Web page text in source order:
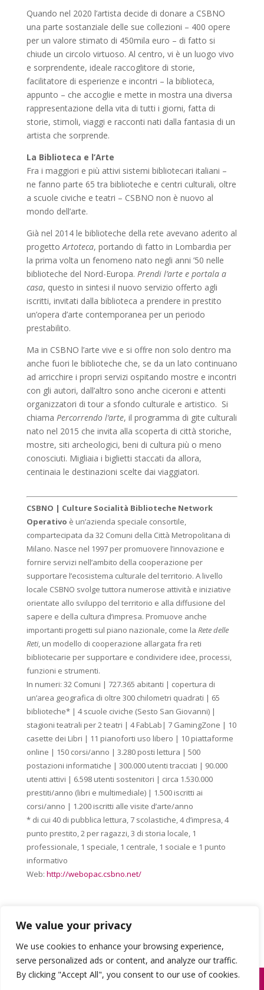
We value your privacy
We use cookies to enhance your browsing experience,
serve personalized ads or content, and analyze our traffic.
By clicking "Accept All", you consent to our use of cookies.
Quando nel 2020 l’artista decide di donare a CSBNO
una parte sostanziale delle sue collezioni – 400 opere
per un valore stimato di 450mila euro – di fatto si
chiude un circolo virtuoso. Al centro, vi è un luogo vivo
e sorprendente, ideale raccoglitore di storie,
facilitatore di esperienze e incontri – la biblioteca,
appunto – che accoglie e mette in mostra una diversa
rappresentazione della vita di tutti i giorni, fatta di
storie, stimoli, viaggi e racconti nati dalla fantasia di un
artista che sorprende.
La Biblioteca e l’Arte
Fra i maggiori e più attivi sistemi bibliotecari italiani –
ne fanno parte 65 tra biblioteche e centri culturali, oltre
a scuole civiche e teatri – CSBNO non è nuovo al
mondo dell’arte.
Già nel 2014 le biblioteche della rete avevano aderito al
progetto Artoteca, portando di fatto in Lombardia per
la prima volta un fenomeno nato negli anni ’50 nelle
biblioteche del Nord-Europa. Prendi l’arte e portala a
casa, questo in sintesi il nuovo servizio offerto agli
iscritti, invitati dalla biblioteca a prendere in prestito
un’opera d’arte contemporanea per un periodo
prestabilito.
Ma in CSBNO l’arte vive e si offre non solo dentro ma
anche fuori le biblioteche che, se da un lato continuano
ad arricchire i propri servizi ospitando mostre e incontri
con gli autori, dall’altro sono anche ciceroni e attenti
organizzatori di tour a sfondo culturale e artistico. Si
chiama Percorrendo l’arte, il programma di gite culturali
nato nel 2015 che invita alla scoperta di città storiche,
mostre, siti archeologici, beni di cultura più o meno
conosciuti. Migliaia i biglietti staccati da allora,
centinaia le destinazioni scelte dai viaggiatori.
CSBNO | Culture Socialità Biblioteche Network
Operativo è un’azienda speciale consortile,
compartecipata da 32 Comuni della Città Metropolitana di
Milano. Nasce nel 1997 per promuovere l’innovazione e
fornire servizi nell’ambito della cooperazione per
supportare l’ecosistema culturale del territorio. A livello
locale CSBNO svolge tuttora numerose attività e iniziative
orientate allo sviluppo del territorio e alla diffusione del
sapere e della cultura d’impresa. Promuove anche
importanti progetti sul piano nazionale, come la Rete delle
Reti, un modello di cooperazione allargata fra reti
bibliotecarie per supportare e condividere idee, processi,
funzioni e strumenti.
In numeri: 32 Comuni | 727.365 abitanti | copertura di
un’area geografica di oltre 300 chilometri quadrati | 65
biblioteche* | 4 scuole civiche (Sesto San Giovanni) |
stagioni teatrali per 2 teatri | 4 FabLab| 7 GamingZone | 10
casette dei Libri | 11 pianoforti uso libero | 10 piattaforme
online | 150 corsi/anno | 3.280 posti lettura | 500
postazioni informatiche | 300.000 utenti tracciati | 90.000
utenti attivi | 6.598 utenti sostenitori | circa 1.530.000
prestiti/anno (libri e multimediale) | 1.500 iscritti ai
corsi/anno | 1.200 iscritti alle visite d’arte/anno
* di cui 40 di pubblica lettura, 7 scolastiche, 4 d’impresa, 4
punto prestito, 2 per ragazzi, 3 di storia locale, 1
professionale, 1 speciale, 1 centrale, 1 sociale e 1 punto
informativo
Web: http://webopac.csbno.net/